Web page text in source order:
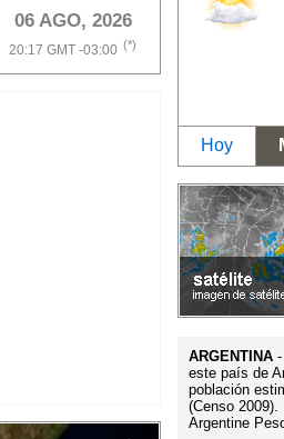
06 AGO, 2026
20:17 GMT -03:00 (*)
Hoy
ARGENTINA
este país de
población
(Censo
Argentine